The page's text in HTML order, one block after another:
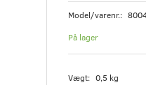
Model/varenr.:
På lager
Vægt: 0,5 kg